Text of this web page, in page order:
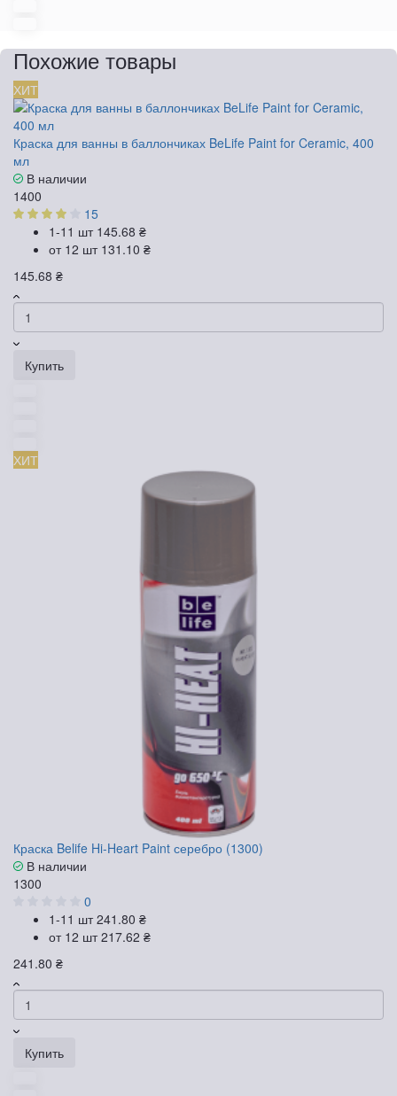
Похожие товары
ХИТ
Краска для ванны в баллончиках BeLife Paint for Ceramic, 400
мл
В наличии
1400
15
1-11 шт 145.68 ₴
от 12 шт 131.10 ₴
145.68 ₴
Купить
ХИТ
Краска Belife Hi-Heart Paint серебро (1300)
В наличии
1300
0
1-11 шт241.80 ₴
от 12 шт217.62 ₴
241.80 ₴
Купить